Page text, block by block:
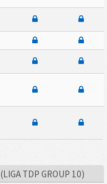
(LIGA TDP GROUP 10)